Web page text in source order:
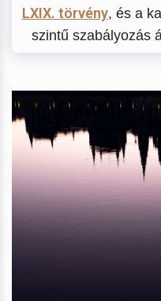
LXIX. törvény, és a
szintű szabályozás